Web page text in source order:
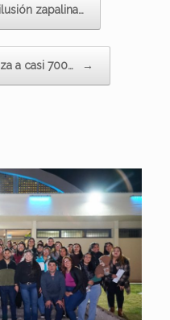
zapalina…
a casi 700… →